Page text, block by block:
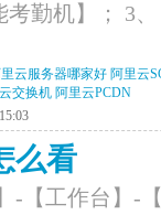
勤机】； 3
云服务器哪家好 阿里云
交换机 阿里云PCDN
么看
-【工作台】-